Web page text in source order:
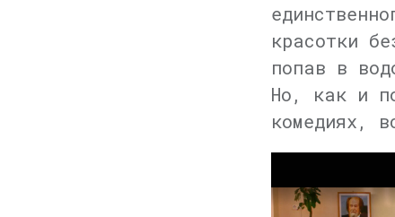
красотки
попав в
Но, как и
комедиях,